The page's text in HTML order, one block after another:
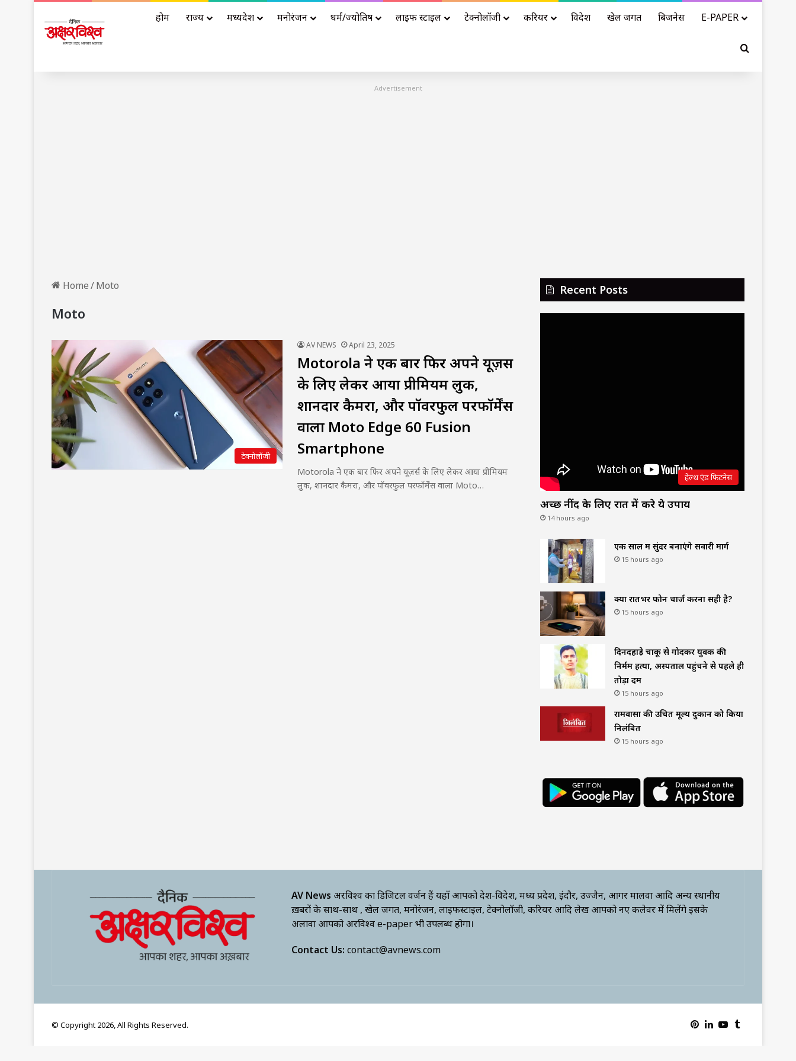
होम राज्य मध्यप्रदेश मनोरंजन धर्मं/ज्योतिष लाइफ स्टाइल टेक्नोलॉजी करियर विदेश खेल जगत बिजनेस E-PAPER
Search for
Advertisement
Home/Moto
Moto
टेक्नोलॉजी
AV NEWS April 23, 2025
Motorola ने एक बार फिर अपने यूज़र्स
के लिए लेकर आया प्रीमियम लुक,
शानदार कैमरा, और पॉवरफुल परफॉर्मेंस
वाला Moto Edge 60 Fusion
Smartphone
Motorola ने एक बार फिर अपने यूज़र्स के लिए लेकर आया प्रीमियम
लुक, शानदार कैमरा, और पॉवरफुल परफॉर्मेंस वाला Moto…
Recent Posts
हेल्थ एंड फिटनेस
अच्छी नींद के लिए रात में करे ये उपाय
14 hours ago
एक साल में सुंदर बनाएंगे सवारी मार्ग
15 hours ago
क्या रातभर फोन चार्ज करना सही है?
15 hours ago
दिनदहाड़े चाकू से गोदकर युवक की
निर्मम हत्या, अस्पताल पहुंचने से पहले ही
तोड़ा दम
15 hours ago
रामवासा की उचित मूल्य दुकान को किया
निलंबित
15 hours ago
AV News अक्षरविश्व का डिजिटल वर्जन हैं यहाँ आपको देश-विदेश, मध्य प्रदेश, इंदौर, उज्जैन, आगर मालवा आदि अन्य स्थानीय
ख़बरों के साथ-साथ , खेल जगत, मनोरंजन, लाइफस्टाइल, टेक्नोलॉजी, करियर आदि लेख आपको नए कलेवर में मिलेंगे इसके
अलावा आपको अक्षरविश्व e-paper भी उपलब्ध होगा।
Contact Us: contact@avnews.com
© Copyright 2026, All Rights Reserved. Pinterest
LinkedIn
YouTube
Tumblr